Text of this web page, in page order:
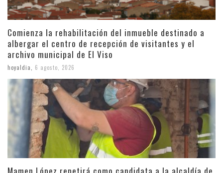
Comienza la rehabilitación del inmueble destinado a
albergar el centro de recepción de visitantes y el
archivo municipal de El Viso
hoyaldia 6 agosto, 2026